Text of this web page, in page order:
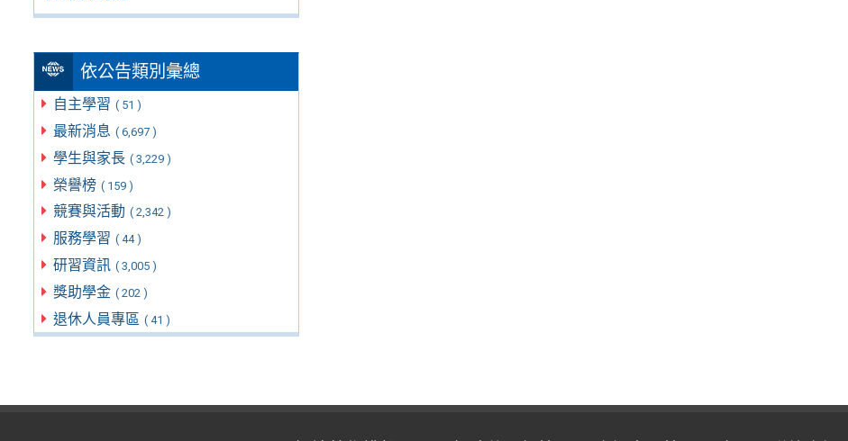
依公告類別彙總
自主學習 ( 51 )
最新消息 ( 6,697 )
學生與家長 ( 3,229 )
榮譽榜 ( 159 )
競賽與活動 ( 2,342 )
服務學習 ( 44 )
研習資訊 ( 3,005 )
獎助學金 ( 202 )
退休人員專區 ( 41 )